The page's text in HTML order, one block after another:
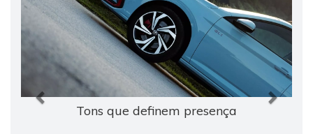
Tons que definem presença